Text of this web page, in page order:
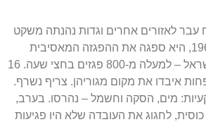
לאזורים אחרים וגדות נהנתה משקט
היא ספגה את ההפגזה המאסיבית
– למעלה מ-800 פגזים בחצי שעה. 16
איבדו את מקום מגוריהן. צריף נשרף.
: מים, הסקה וחשמל – נהרסו. בערב,
, לחגוג את העובדה שלא היו פגיעות